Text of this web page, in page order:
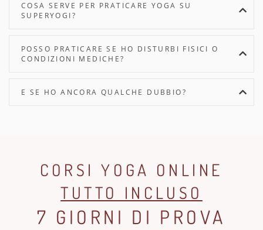
COSA SERVE PER PRATICARE YOGA SU
SUPERYOGI?
POSSO PRATICARE SE HO DISTURBI FISICI O
CONDIZIONI MEDICHE?
E SE HO ANCORA QUALCHE DUBBIO?
CORSI YOGA ONLINE
TUTTO INCLUSO
7 GIORNI DI PROVA